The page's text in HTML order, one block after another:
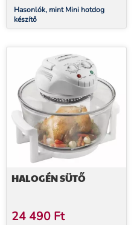
Hasonlók, mint Mini hotdog
készítő
HALOGÉN SÜTŐ
24 490 Ft